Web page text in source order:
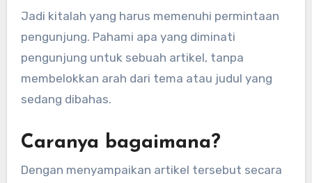
Jadi kitalah yang harus memenuhi permintaan
pengunjung. Pahami apa yang diminati
pengunjung untuk sebuah artikel, tanpa
membelokkan arah dari tema atau judul yang
sedang dibahas.
Caranya bagaimana?
Dengan menyampaikan artikel tersebut secara